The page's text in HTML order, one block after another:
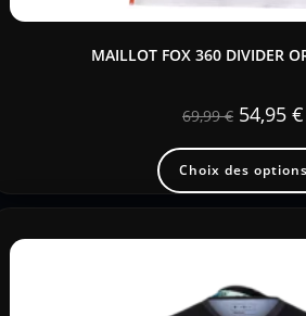
MAILLOT FOX 360 DIVIDER
69,99€ 54,95 €
Choix des options